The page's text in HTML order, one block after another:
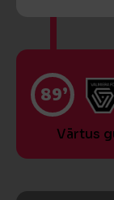
89’
Vārtus